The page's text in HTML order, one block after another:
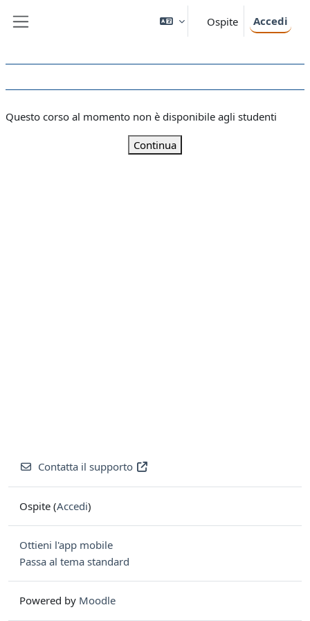
Ospite Accedi
Questo corso al momento non è disponibile agli studenti
Continua
Contatta il supporto
Ospite (Accedi)
Ottieni l'app mobile
Passa al tema standard
Powered by Moodle